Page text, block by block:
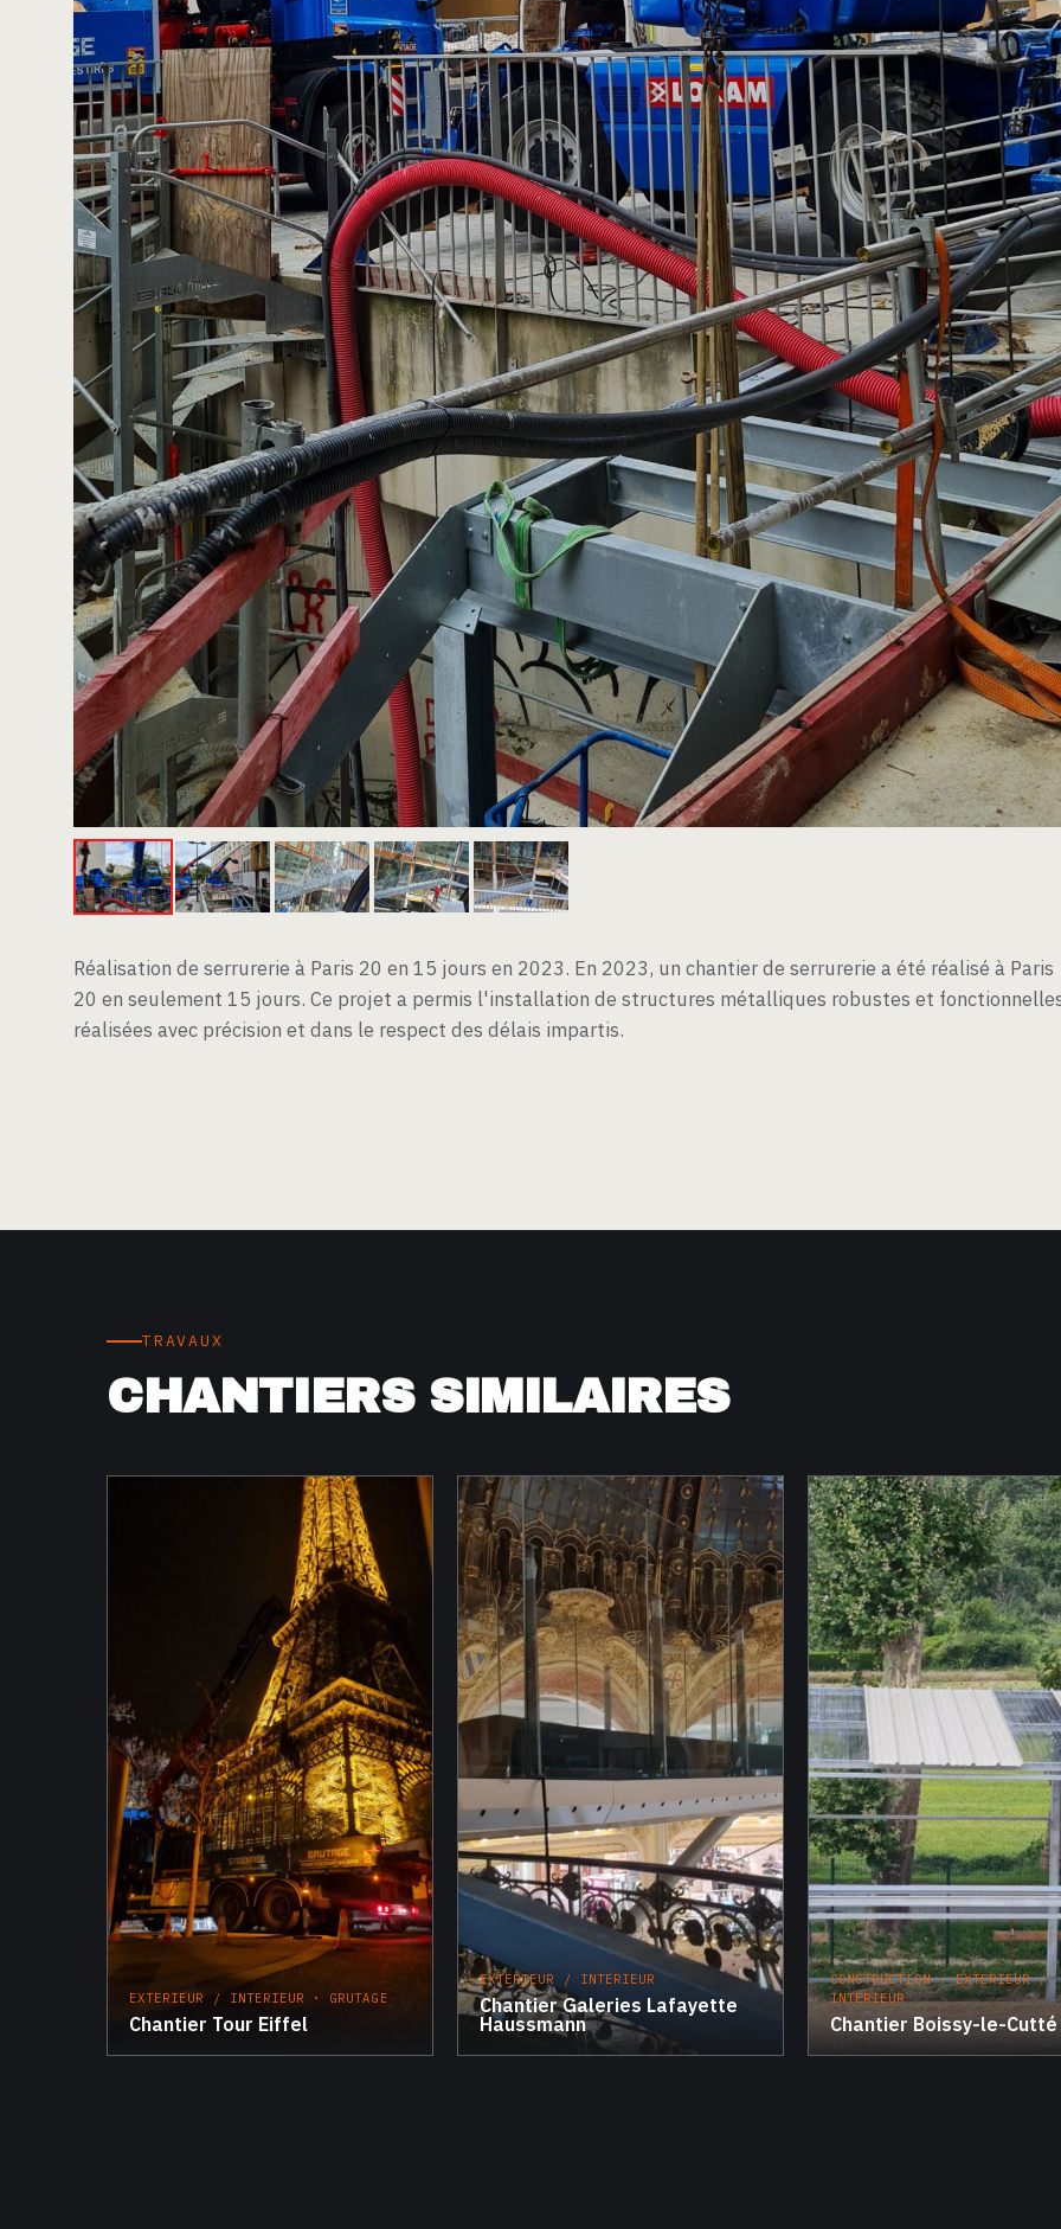
Réalisation de serrurerie à Paris 20 en 15 jours en 2023. En 2023, un chantier de serrurerie a été réalisé à Paris
20 en seulement 15 jours. Ce projet a permis l'installation de structures métalliques robustes et
réalisées avec précision et dans le respect des délais impartis.
TRAVAUX
CHANTIERS SIMILAIRES
EXTERIEUR / INTERIEUR · GRUTAGE
Chantier Tour Eiffel
EXTERIEUR / INTERIEUR
Chantier Galeries Lafayette
Haussmann
CONSTRUCTION · EXTERIEUR /
INTERIEUR
Chantier Boissy-le-Cutté